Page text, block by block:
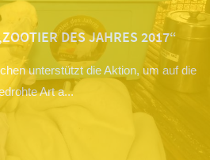
DES JAHRES 2017“
unterstützt die Aktion, um auf die
Art a...